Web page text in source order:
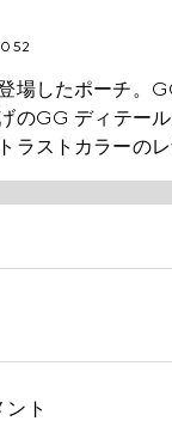
場したポーチ。
のGG ディテー
ラストカラーの
ト